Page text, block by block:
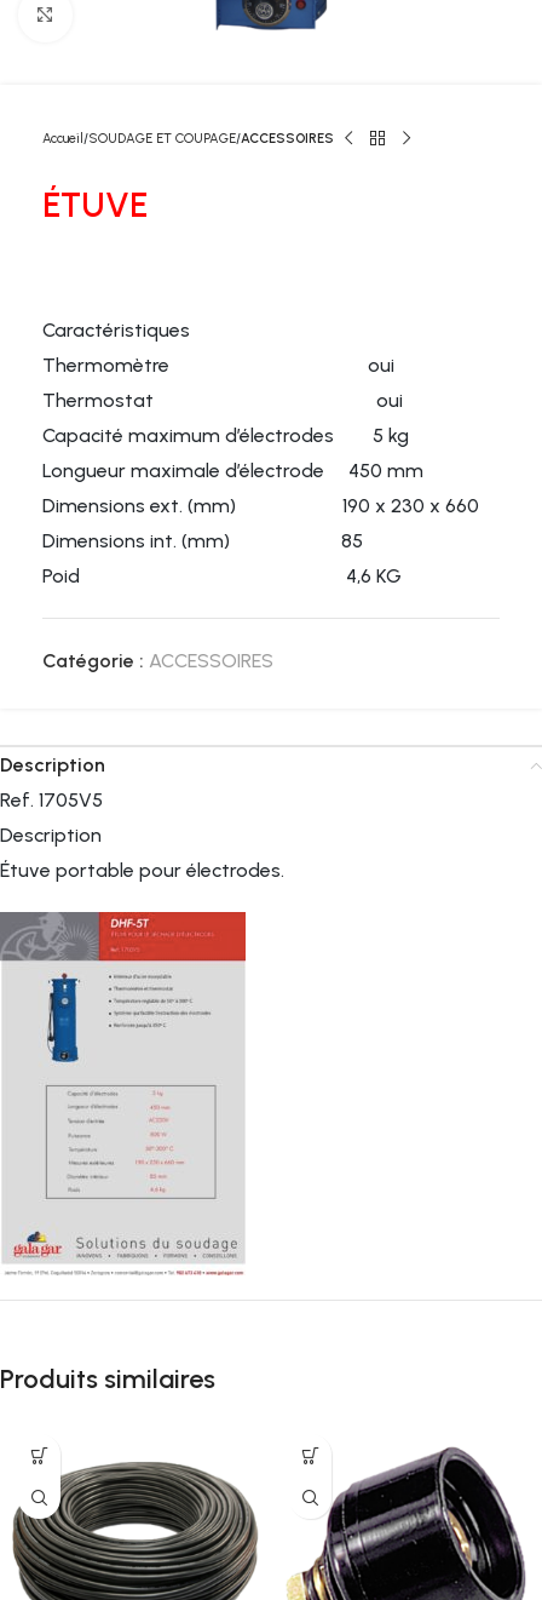
Accueil SOUDAGE ET COUPAGE ACCESSOIRES
ÉTUVE
Caractéristiques
Thermomètre oui
Thermostat oui
Capacité maximum d’électrodes 5 kg
Longueur maximale d’électrode 450 mm
Dimensions ext. (mm) 190 x 230 x 660
Dimensions int. (mm) 85
Poid 4,6 KG
Catégorie : ACCESSOIRES
Description
Ref. 1705V5
Description
Étuve portable pour électrodes.
Produits similaires